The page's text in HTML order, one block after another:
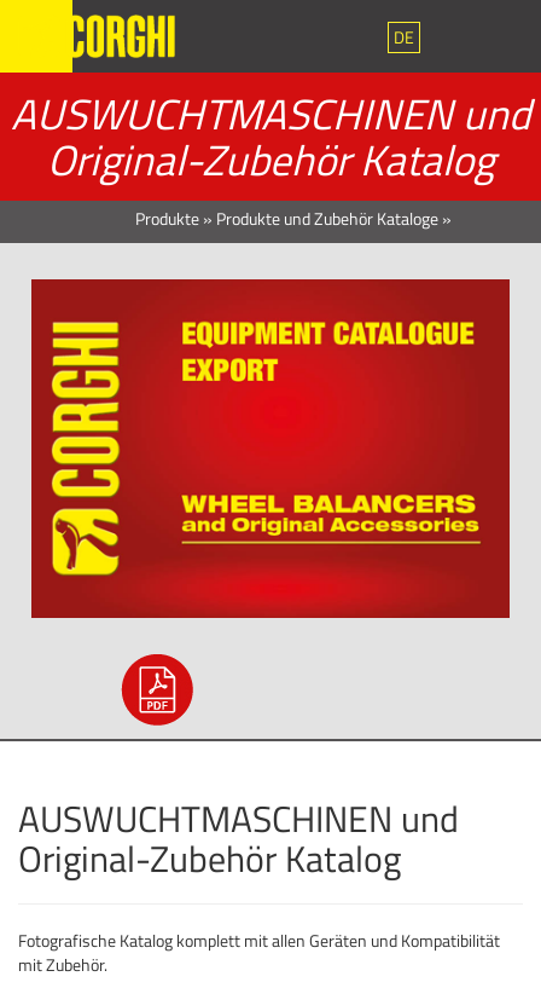
DE
AUSWUCHTMASCHINEN und
Original-Zubehör Katalog
Produkte» Produkte und Zubehör Kataloge»
AUSWUCHTMASCHINEN und
Original-Zubehör Katalog
Fotografische Katalog komplett mit allen Geräten und Kompatibilität
mit Zubehör.